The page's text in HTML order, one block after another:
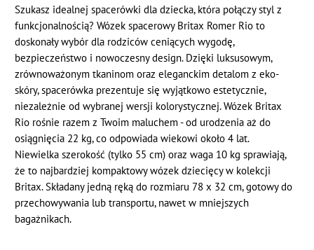
Szukasz idealnej spacerówki dla dziecka, która połączy styl z
funkcjonalnością? Wózek spacerowy Britax Romer Rio to
doskonały wybór dla rodziców ceniących wygodę,
bezpieczeństwo i nowoczesny design. Dzięki luksusowym,
zrównoważonym tkaninom oraz eleganckim detalom z eko-
skóry, spacerówka prezentuje się wyjątkowo estetycznie,
niezależnie od wybranej wersji kolorystycznej. Wózek Britax
Rio rośnie razem z Twoim maluchem - od urodzenia aż do
osiągnięcia 22 kg, co odpowiada wiekowi około 4 lat.
Niewielka szerokość (tylko 55 cm) oraz waga 10 kg sprawiają,
że to najbardziej kompaktowy wózek dziecięcy w kolekcji
Britax. Składany jedną ręką do rozmiaru 78 x 32 cm, gotowy do
przechowywania lub transportu, nawet w mniejszych
bagażnikach.